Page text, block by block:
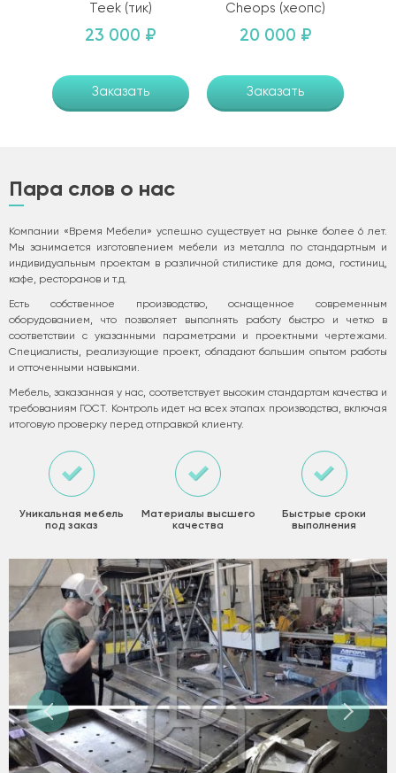
Teek (тик)
23 000 ₽
Заказать
Cheops (хеопс)
20 000 ₽
Заказать
Пара слов о нас
Компании «Время Мебели» успешно существует на рынке более 6 лет.
Мы занимается изготовлением мебели из металла по стандартным и
индивидуальным проектам в различной стилистике для дома, гостиниц,
кафе, ресторанов и т.д.
Есть собственное производство, оснащенное современным
оборудованием, что позволяет выполнять работу быстро и четко в
соответствии с указанными параметрами и проектными чертежами.
Специалисты, реализующие проект, обладают большим опытом работы
и отточенными навыками.
Мебель, заказанная у нас, соответствует высоким стандартам качества и
требованиям ГОСТ. Контроль идет на всех этапах производства, включая
итоговую проверку перед отправкой клиенту.
Уникальная мебель
под заказ
Материалы высшего
качества
Быстрые сроки
выполнения